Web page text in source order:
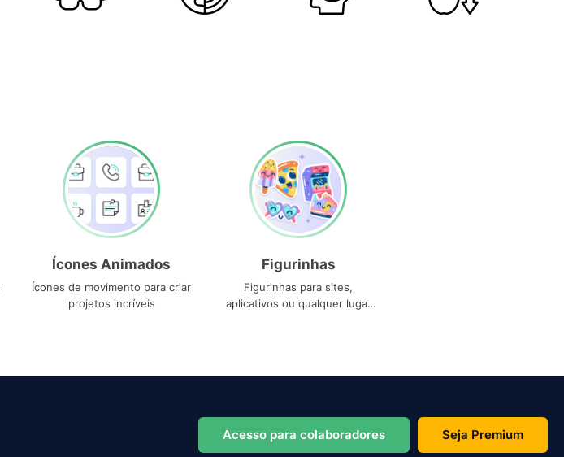
Ícones Animados
Ícones de movimento para criar
projetos incríveis
Figurinhas
Figurinhas para sites,
aplicativos ou qualquer lugar
Acesso para colaboradores Seja Premium